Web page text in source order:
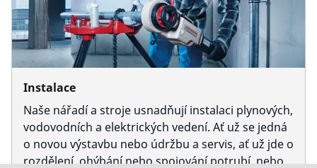
Společnost a kariéra
Instalace
Naše nářadí a stroje usnadňují instalaci plynových,
vodovodních a elektrických vedení. Ať už se jedná
o novou výstavbu nebo údržbu a servis, ať už jde o
rozdělení, ohýbání nebo spojování potrubí, nebo o